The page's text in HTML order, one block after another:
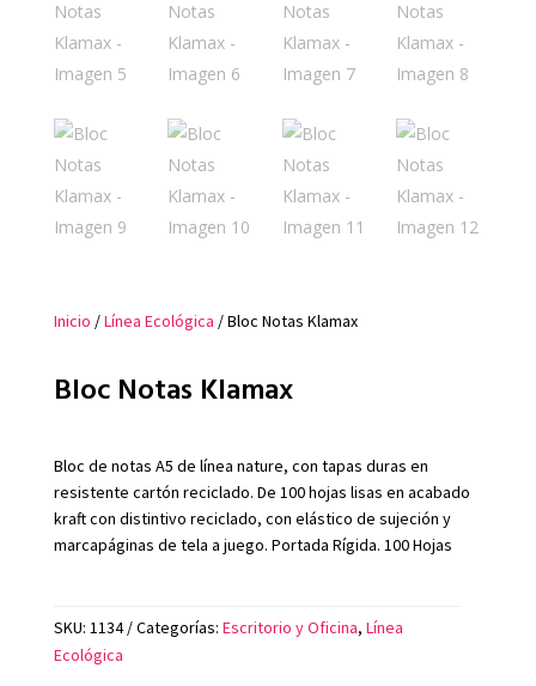
Inicio /Línea Ecológica / Bloc Notas Klamax
Bloc Notas Klamax
Bloc de notas A5 de línea nature, con tapas duras en
resistente cartón reciclado. De 100 hojas lisas en acabado
kraft con distintivo reciclado, con elástico de sujeción y
marcapáginas de tela a juego. Portada Rígida. 100 Hojas
SKU: 1134 Categorías: Escritorio y Oficina, Línea
Ecológica